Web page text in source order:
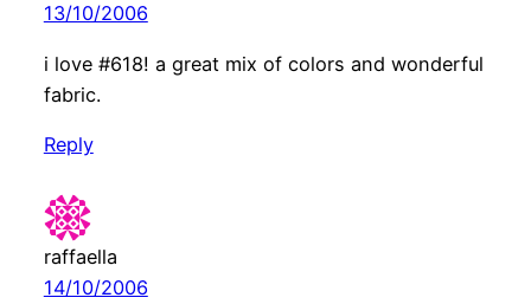
13/10/2006
i love #618! a great mix of colors and wonderful
fabric.
Reply
raffaella
14/10/2006